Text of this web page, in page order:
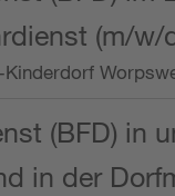
(m/w/
Kinderdorf
(BFD) in
in der